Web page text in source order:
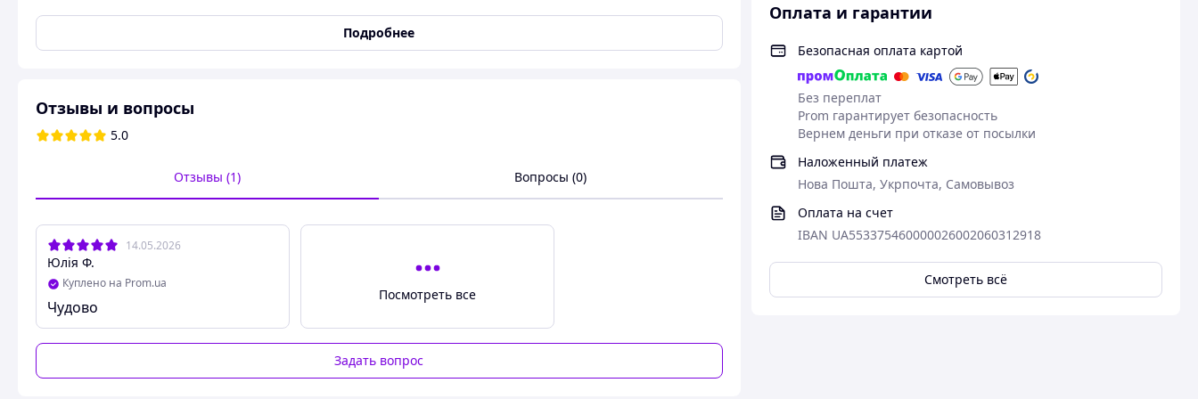
Оплата и гарантии
Безопасная оплата картой
Без переплат
Prom гарантирует безопасность
Вернем деньги при отказе от посылки
Наложенный платеж
Нова Пошта, Укрпочта, Самовывоз
Оплата на счет
IBAN UA553375460000026002060312918
Смотреть всё
Вид изделия
Блузка
Международный размер
Тип ткани
Состав
Фасон рукава
Стиль
Узоры и принты
Отделка и украшения
Свойства ткани
Эластичность высокая / Стрейч
Застежка
На планке
Подробнее
Отзывы и вопросы
5.0
Отзывы (1) Вопросы (0)
14.05.2026
Юлія Ф.
Куплено на Prom.ua
Чудово
Посмотреть все
Задать вопрос